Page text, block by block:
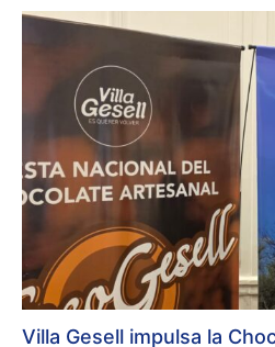
Villa Gesell impulsa la